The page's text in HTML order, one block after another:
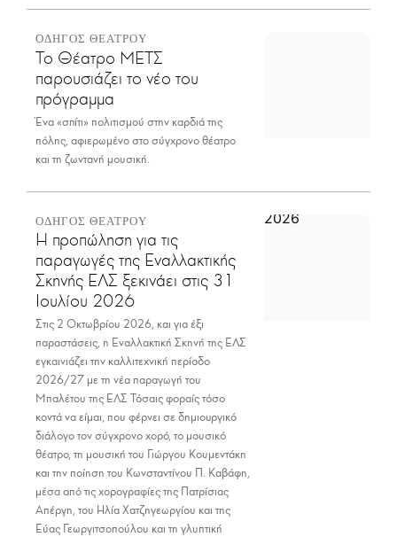
ΟΔΗΓΟΣ ΘΕΑΤΡΟΥ
Το Θέατρο ΜΕΤΣ
παρουσιάζει το νέο του
πρόγραμμα
Ένα «σπίτι» πολιτισμού στην καρδιά της
πόλης, αφιερωμένο στο σύγχρονο θέατρο
και τη ζωντανή μουσική.
ΟΔΗΓΟΣ ΘΕΑΤΡΟΥ
Η προπώληση για τις
παραγωγές της Εναλλακτικής
Σκηνής ΕΛΣ ξεκινάει στις 31
Ιουλίου 2026
Στις 2 Οκτωβρίου 2026, και για έξι
παραστάσεις, η Εναλλακτική Σκηνή της ΕΛΣ
εγκαινιάζει την καλλιτεχνική περίοδο
2026/27 με τη νέα παραγωγή του
Μπαλέτου της ΕΛΣ Τόσαις φοραίς τόσο
κοντά να είμαι, που φέρνει σε δημιουργικό
διάλογο τον σύγχρονο χορό, το μουσικό
θέατρο, τη μουσική του Γιώργου Κουμεντάκη
και την ποίηση του Κωνσταντίνου Π. Καβάφη,
μέσα από τις χορογραφίες της Πατρίσιας
Απέργη, του Ηλία Χατζηγεωργίου και της
Εύας Γεωργιτσοπούλου και τη γλυπτική